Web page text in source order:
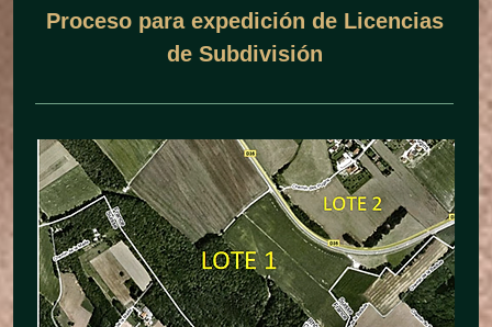
Proceso para expedición de Licencias
de Subdivisión